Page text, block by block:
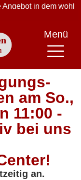
in dem wohl
Menü
am So.,
11:00 -
bei uns
an.